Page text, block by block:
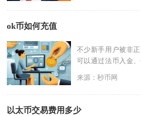
ok币如何充值
不少新手用户被非
可以通过法币入金、
来源：秒币网
以太币交易费用多少